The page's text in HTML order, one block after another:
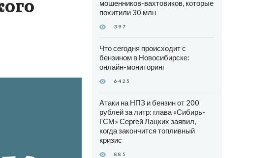
мошенников-вахтовиков, которые
похитили 30 млн
397
Что сегодня происходит с
бензином в Новосибирске:
онлайн-мониторинг
6425
Атаки на НПЗ и бензин от 200
рублей за литр: глава «Сибирь-
ГСМ» Сергей Лацких заявил,
когда закончится топливный
кризис
885